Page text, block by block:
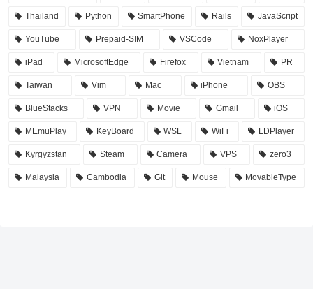
Thailand Python SmartPhone Rails JavaScript
YouTube Prepaid-SIM VSCode NoxPlayer
iPad MicrosoftEdge Firefox Vietnam PR
Taiwan Vim Mac iPhone OBS
BlueStacks VPN Movie Gmail iOS
MEmuPlay KeyBoard WSL WiFi LDPlayer
Kyrgyzstan Steam Camera VPS zero3
Malaysia Cambodia Git Mouse MovableType